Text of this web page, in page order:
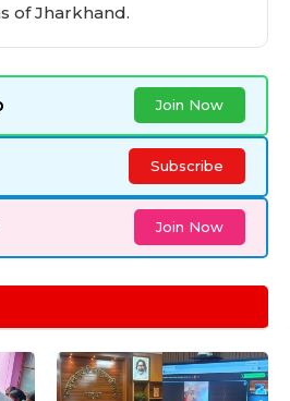
of Jharkhand.
Join Now
Subscribe
Join Now